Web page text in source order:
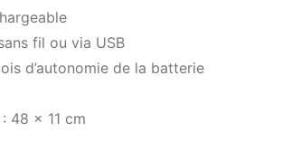
fil ou via USB
d’autonomie de la batterie
48 x 11 cm